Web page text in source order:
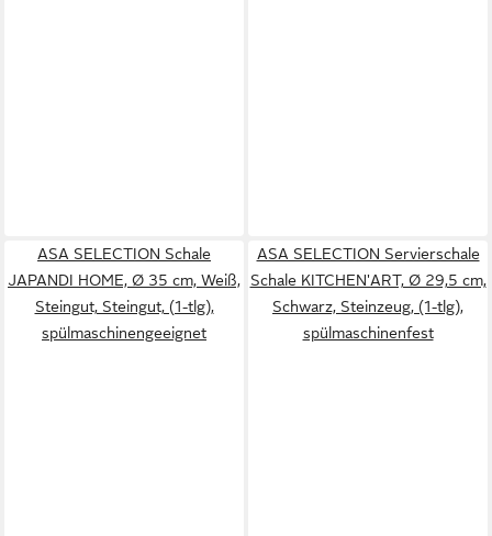
ASA SELECTION Schale
JAPANDI HOME, Ø 35 cm, Weiß,
Steingut, Steingut, (1-tlg),
spülmaschinengeeignet
ASA SELECTION Servierschale
Schale KITCHEN'ART, Ø 29,5 cm,
Schwarz, Steinzeug, (1-tlg),
spülmaschinenfest